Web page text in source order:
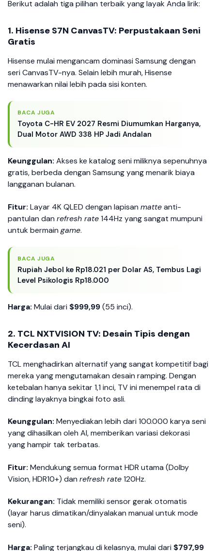
Berikut adalah tiga pilihan terbaik yang layak Anda lirik:
1. Hisense S7N CanvasTV: Perpustakaan Seni
Gratis
Hisense mulai mengancam dominasi Samsung dengan
seri CanvasTV-nya. Selain lebih murah, Hisense
menawarkan nilai lebih pada sisi konten.
BACA JUGA
Toyota C-HR EV 2027 Resmi Diumumkan Harganya,
Dual Motor AWD 338 HP Jadi Andalan
Keunggulan: Akses ke katalog seni miliknya sepenuhnya
gratis, berbeda dengan Samsung yang menarik biaya
langganan bulanan.
Fitur: Layar 4K QLED dengan lapisan matteanti-
pantulan dan refresh rate144Hz yang sangat mumpuni
untuk bermain game.
BACA JUGA
Rupiah Jebol ke Rp18.021 per Dolar AS, Tembus Lagi
Level Psikologis Rp18.000
Harga: Mulai dari $999,99(55 inci).
2. TCL NXTVISION TV: Desain Tipis dengan
Kecerdasan AI
TCL menghadirkan alternatif yang sangat kompetitif bagi
mereka yang mengutamakan desain ramping. Dengan
ketebalan hanya sekitar 1,1 inci, TV ini menempel rata di
dinding layaknya bingkai foto asli.
Keunggulan: Menyediakan lebih dari 100.000 karya seni
yang dihasilkan oleh AI, memberikan variasi dekorasi
yang hampir tak terbatas.
Fitur: Mendukung semua format HDR utama (Dolby
Vision, HDR10+) dan refresh rate120Hz.
Kekurangan: Tidak memiliki sensor gerak otomatis
(layar harus dimatikan/dinyalakan manual untuk mode
seni).
Harga: Paling terjangkau di kelasnya, mulai dari $797,99